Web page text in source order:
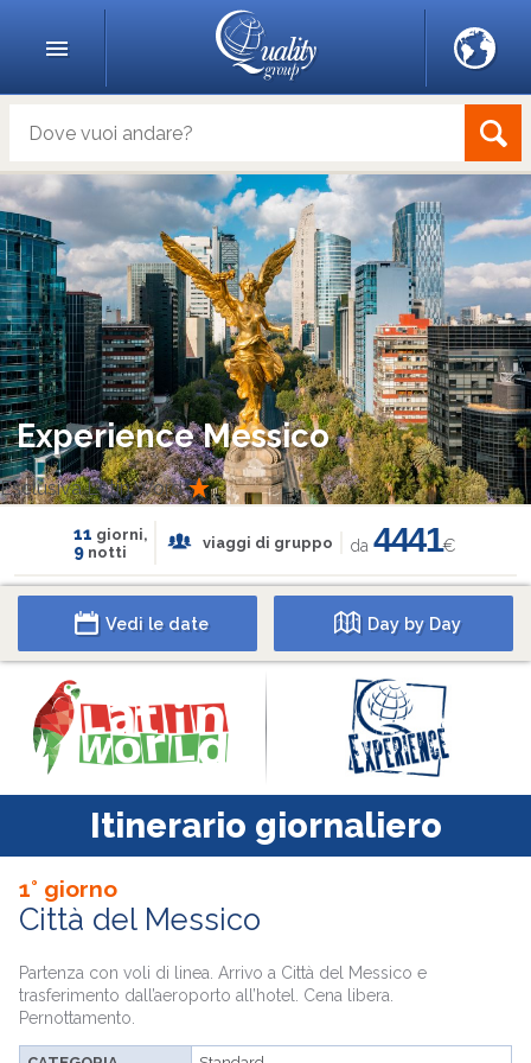
Experience Messico
Esclusiva Latin Word
11 giorni,
9notti
viaggi di gruppo da4441€
Vedi le date Day by Day
Itinerario giornaliero
1° giorno
Città del Messico
Partenza con voli di linea. Arrivo a Città del Messico e
trasferimento dall’aeroporto all’hotel. Cena libera.
Pernottamento.